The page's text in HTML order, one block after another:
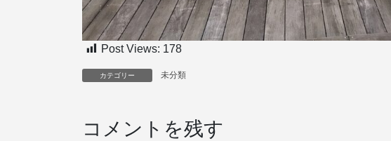
Post Views: 178
カテゴリー 未分類
コメントを残す